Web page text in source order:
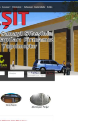
Oyunları